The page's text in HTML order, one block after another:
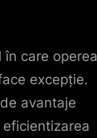
care
excepție.
avantaje